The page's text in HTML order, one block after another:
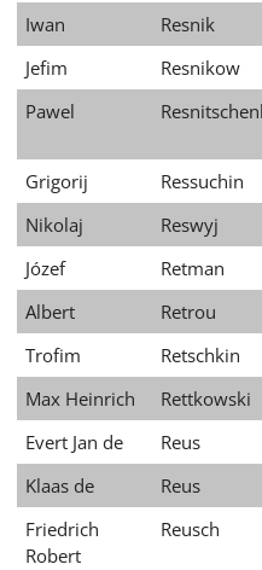
Iwan
Resnik
Jefim
Resnikow
Pawel
Grigorij Ressuchin
Nikolaj
Reswyj
Józef
Retman
Albert
Retrou
Trofim
Retschkin
Max Heinrich
Rettkowski
Evert Jan de
Reus
Klaas de
Reus
Friedrich
Robert
Reusch